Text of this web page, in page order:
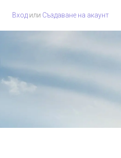
Вход или Създаване на акаунт